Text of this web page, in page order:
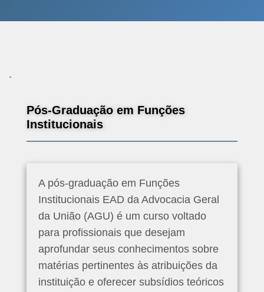
.
Pós-Graduação em Funções
Institucionais
A pós-graduação em Funções
Institucionais EAD da Advocacia Geral
da União (AGU) é um curso voltado
para profissionais que desejam
aprofundar seus conhecimentos sobre
matérias pertinentes às atribuições da
instituição e oferecer subsídios teóricos